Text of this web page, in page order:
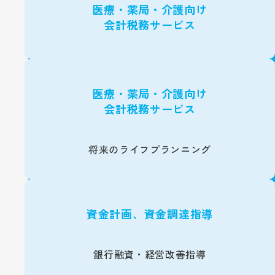
医療・薬局・介護向け
会計税務サービス
医療・薬局・介護向け
会計税務サービス
将来のライフプランニング
資金計画、資金調達指導
銀行融資・経営改善指導